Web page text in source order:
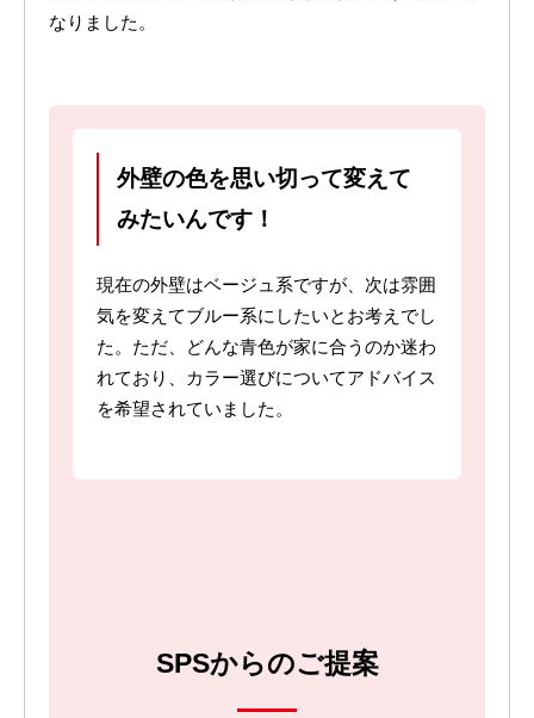
なりました。
外壁の色を思い切って変えて
みたいんです！
現在の外壁はベージュ系ですが、次は雰囲
気を変えてブルー系にしたいとお考えでし
た。ただ、どんな青色が家に合うのか迷わ
れており、カラー選びについてアドバイス
を希望されていました。
SPSからのご提案